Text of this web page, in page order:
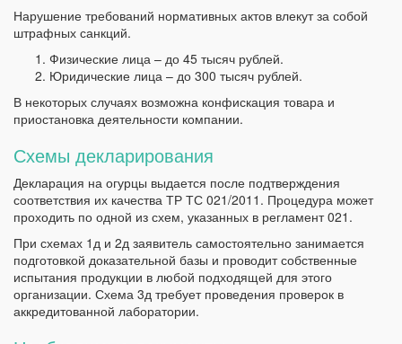
Нарушение требований нормативных актов влекут за собой
штрафных санкций.
Физические лица – до 45 тысяч рублей.
Юридические лица – до 300 тысяч рублей.
В некоторых случаях возможна конфискация товара и
приостановка деятельности компании.
Схемы декларирования
Декларация на огурцы выдается после подтверждения
соответствия их качества ТР ТС 021/2011. Процедура может
проходить по одной из схем, указанных в регламент 021.
При схемах 1д и 2д заявитель самостоятельно занимается
подготовкой доказательной базы и проводит собственные
испытания продукции в любой подходящей для этого
организации. Схема 3д требует проведения проверок в
аккредитованной лаборатории.